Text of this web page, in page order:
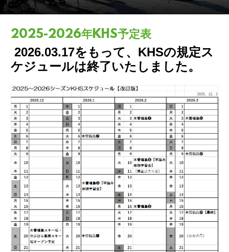
体験学習会
KHS会則
KHS-PAGEへのお問合せ
2025-2026年KHS予定表
2026.03.17をもって、KHSの規定ス
ケジュールは終了いたしました。